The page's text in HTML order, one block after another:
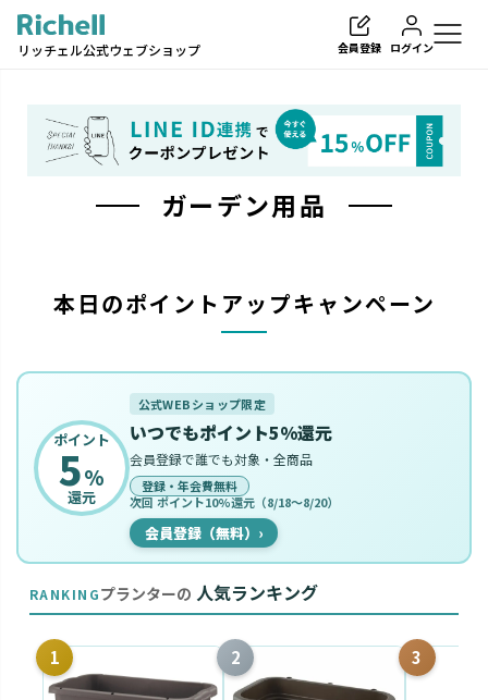
リッチェル公式ウェブショップ 会員登録 ログイン
検索
ガーデン用品
本日のポイントアップキャンペーン
ポイント
5%
還元
公式WEBショップ限定
いつでもポイント5%還元
会員登録で誰でも対象・全商品
登録・年会費無料
次回 ポイント10%還元（8/18〜8/20）
会員登録（無料） ›
RANKINGプランターの 人気ランキング
1 2 3